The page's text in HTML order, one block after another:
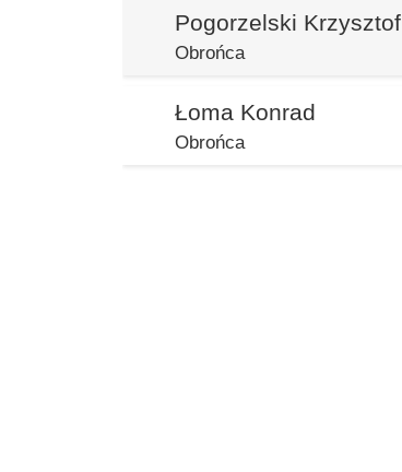
Pogorzelski Krzysztof
Obrońca
Łoma Konrad
Obrońca